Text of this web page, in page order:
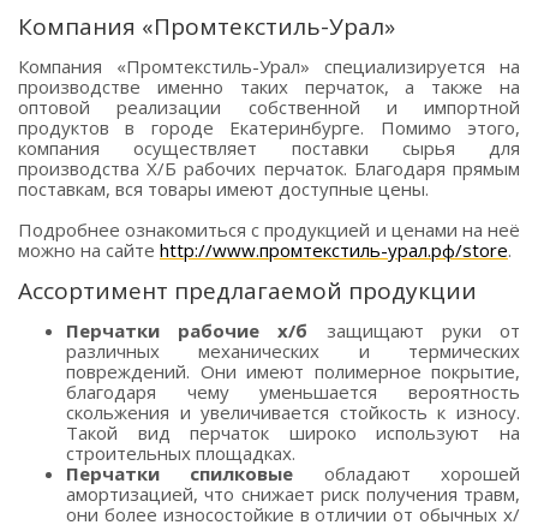
Компания «Промтекстиль-Урал»
Компания «Промтекстиль-Урал» специализируется на
производстве именно таких перчаток, а также на
оптовой реализации собственной и импортной
продуктов в городе Екатеринбурге. Помимо этого,
компания осуществляет поставки сырья для
производства Х/Б рабочих перчаток. Благодаря прямым
поставкам, вся товары имеют доступные цены.
Подробнее ознакомиться с продукцией и ценами на неё
можно на сайте http://www.промтекстиль-урал.рф/store.
Ассортимент предлагаемой продукции
Перчатки рабочие х/б защищают руки от
различных механических и термических
повреждений. Они имеют полимерное покрытие,
благодаря чему уменьшается вероятность
скольжения и увеличивается стойкость к износу.
Такой вид перчаток широко используют на
строительных площадках.
Перчатки спилковые обладают хорошей
амортизацией, что снижает риск получения травм,
они более износостойкие в отличии от обычных х/